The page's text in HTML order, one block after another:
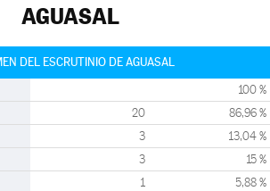
AGUASAL
DEL ESCRUTINIO DE AGUASAL
100 %
20 86,96 %
3 13,04 %
3 15 %
1 5,88 %